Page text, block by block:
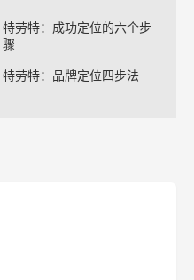
特劳特：成功定位的六个步
骤
特劳特：品牌定位四步法